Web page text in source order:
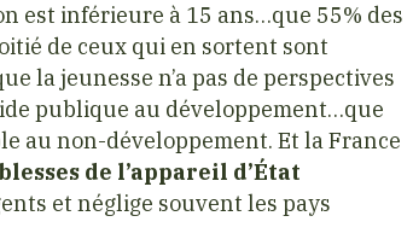
est inférieure à 15 ans…que 55% des
de ceux qui en sortent sont
la jeunesse n’a pas de perspectives
publique au développement…que
au non-développement. Et la France
de l’appareil d’État
et néglige souvent les pays